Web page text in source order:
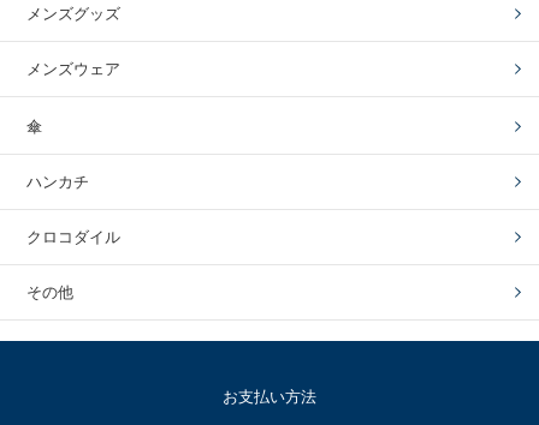
メンズグッズ
メンズウェア
傘
ハンカチ
クロコダイル
その他
お支払い方法